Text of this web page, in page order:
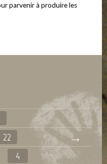
parvenir à produire les
22
4